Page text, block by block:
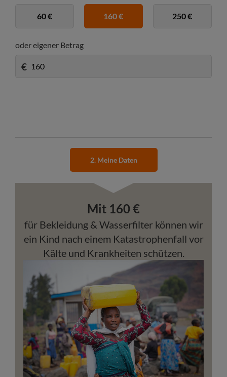
60 € 160 € 250 €
oder eigener Betrag
€
2. Meine Daten
Mit 160 €
für Bekleidung & Wasserfilter können wir
ein Kind nach einem Katastrophenfall vor
Kälte und Krankheiten schützen.